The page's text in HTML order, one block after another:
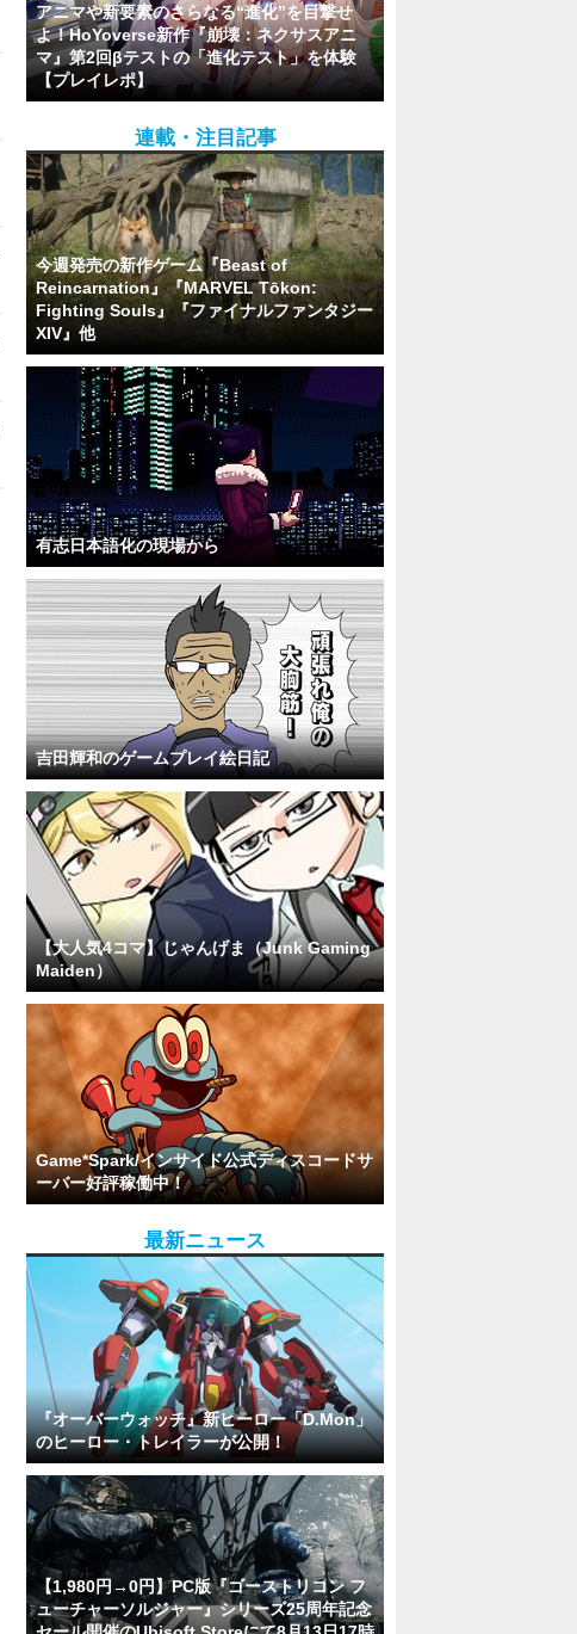
アニマや新要素のさらなる“進化”を目撃せ
よ！HoYoverse新作『崩壊：ネクサスアニ
マ』第2回βテストの「進化テスト」を体験
【プレイレポ】
連載・注目記事
今週発売の新作ゲーム『Beast of
Reincarnation』『MARVEL Tōkon:
Fighting Souls』『ファイナルファンタジー
XIV』他
有志日本語化の現場から
吉田輝和のゲームプレイ絵日記
【大人気4コマ】じゃんげま（Junk Gaming
Maiden）
Game*Spark/インサイド公式ディスコードサ
ーバー好評稼働中！
最新ニュース
『オーバーウォッチ』新ヒーロー「D.Mon」
のヒーロー・トレイラーが公開！
【1,980円→0円】PC版『ゴーストリコン フ
ューチャーソルジャー』シリーズ25周年記念